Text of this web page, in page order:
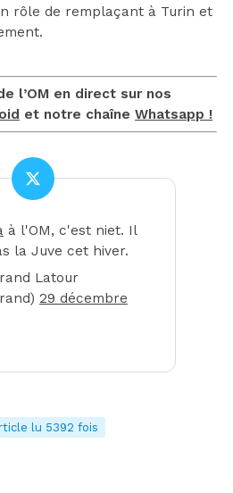
rôle de remplaçant à Turin et
l’OM en direct sur nos
et notre chaîne Whatsapp !
à l'OM, c'est niet. Il
la Juve cet hiver.
Latour
29 décembre
lu 5392 fois